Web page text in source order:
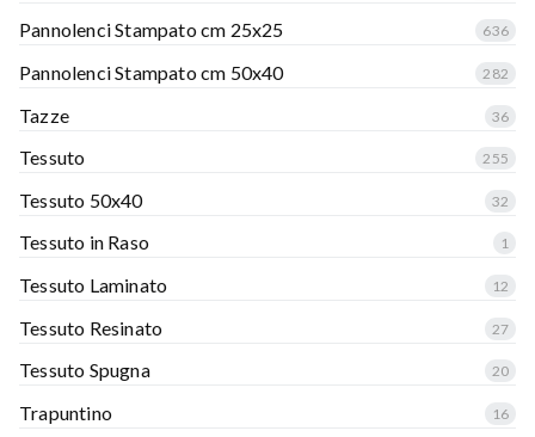
Pannolenci Stampato cm 25x25 636
Pannolenci Stampato cm 50x40 282
Tazze 36
Tessuto 255
Tessuto 50x40 32
Tessuto in Raso 1
Tessuto Laminato 12
Tessuto Resinato 27
Tessuto Spugna 20
Trapuntino 16